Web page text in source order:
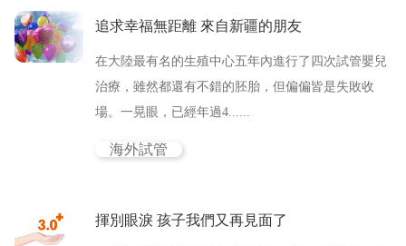
追求幸福無距離 來自新疆的朋友
在大陸最有名的生殖中心五年內進行了四次試管嬰兒
治療，雖然都還有不錯的胚胎，但偏偏皆是失敗收
場。一晃眼，已經年過4......
海外試管
揮別眼淚 孩子我們又再見面了